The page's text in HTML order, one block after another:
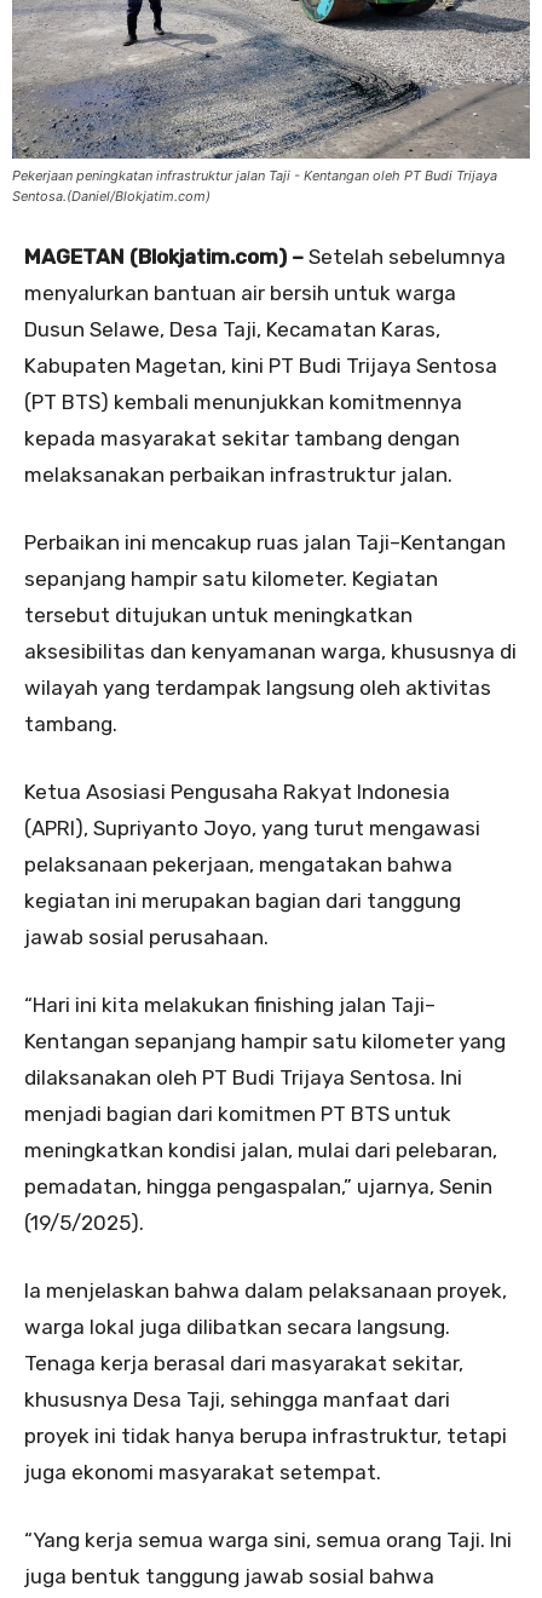
Pekerjaan peningkatan infrastruktur jalan Taji - Kentangan oleh PT Budi Trijaya
Sentosa.(Daniel/Blokjatim.com)
MAGETAN (Blokjatim.com) – Setelah sebelumnya
menyalurkan bantuan air bersih untuk warga
Dusun Selawe, Desa Taji, Kecamatan Karas,
Kabupaten Magetan, kini PT Budi Trijaya Sentosa
(PT BTS) kembali menunjukkan komitmennya
kepada masyarakat sekitar tambang dengan
melaksanakan perbaikan infrastruktur jalan.
Perbaikan ini mencakup ruas jalan Taji–Kentangan
sepanjang hampir satu kilometer. Kegiatan
tersebut ditujukan untuk meningkatkan
aksesibilitas dan kenyamanan warga, khususnya di
wilayah yang terdampak langsung oleh aktivitas
tambang.
Ketua Asosiasi Pengusaha Rakyat Indonesia
(APRI), Supriyanto Joyo, yang turut mengawasi
pelaksanaan pekerjaan, mengatakan bahwa
kegiatan ini merupakan bagian dari tanggung
jawab sosial perusahaan.
“Hari ini kita melakukan finishing jalan Taji–
Kentangan sepanjang hampir satu kilometer yang
dilaksanakan oleh PT Budi Trijaya Sentosa. Ini
menjadi bagian dari komitmen PT BTS untuk
meningkatkan kondisi jalan, mulai dari pelebaran,
pemadatan, hingga pengaspalan,” ujarnya, Senin
(19/5/2025).
Ia menjelaskan bahwa dalam pelaksanaan proyek,
warga lokal juga dilibatkan secara langsung.
Tenaga kerja berasal dari masyarakat sekitar,
khususnya Desa Taji, sehingga manfaat dari
proyek ini tidak hanya berupa infrastruktur, tetapi
juga ekonomi masyarakat setempat.
“Yang kerja semua warga sini, semua orang Taji. Ini
juga bentuk tanggung jawab sosial bahwa